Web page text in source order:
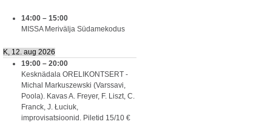
14:00 – 15:00
MISSA Merivälja Südamekodus
K, 12. aug 2026
19:00 – 20:00
Kesknädala ORELIKONTSERT -
Michal Markuszewski (Varssavi,
Poola). Kavas A. Freyer, F. Liszt, C.
Franck, J. Łuciuk,
improvisatsioonid. Piletid 15/10 €